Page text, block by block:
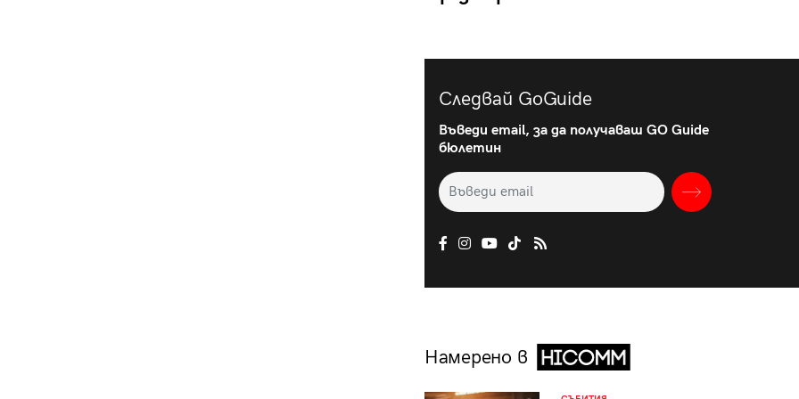
Следвай GoGuide
Въведи email, за да получаваш GO Guide
бюлетин
Намерено в